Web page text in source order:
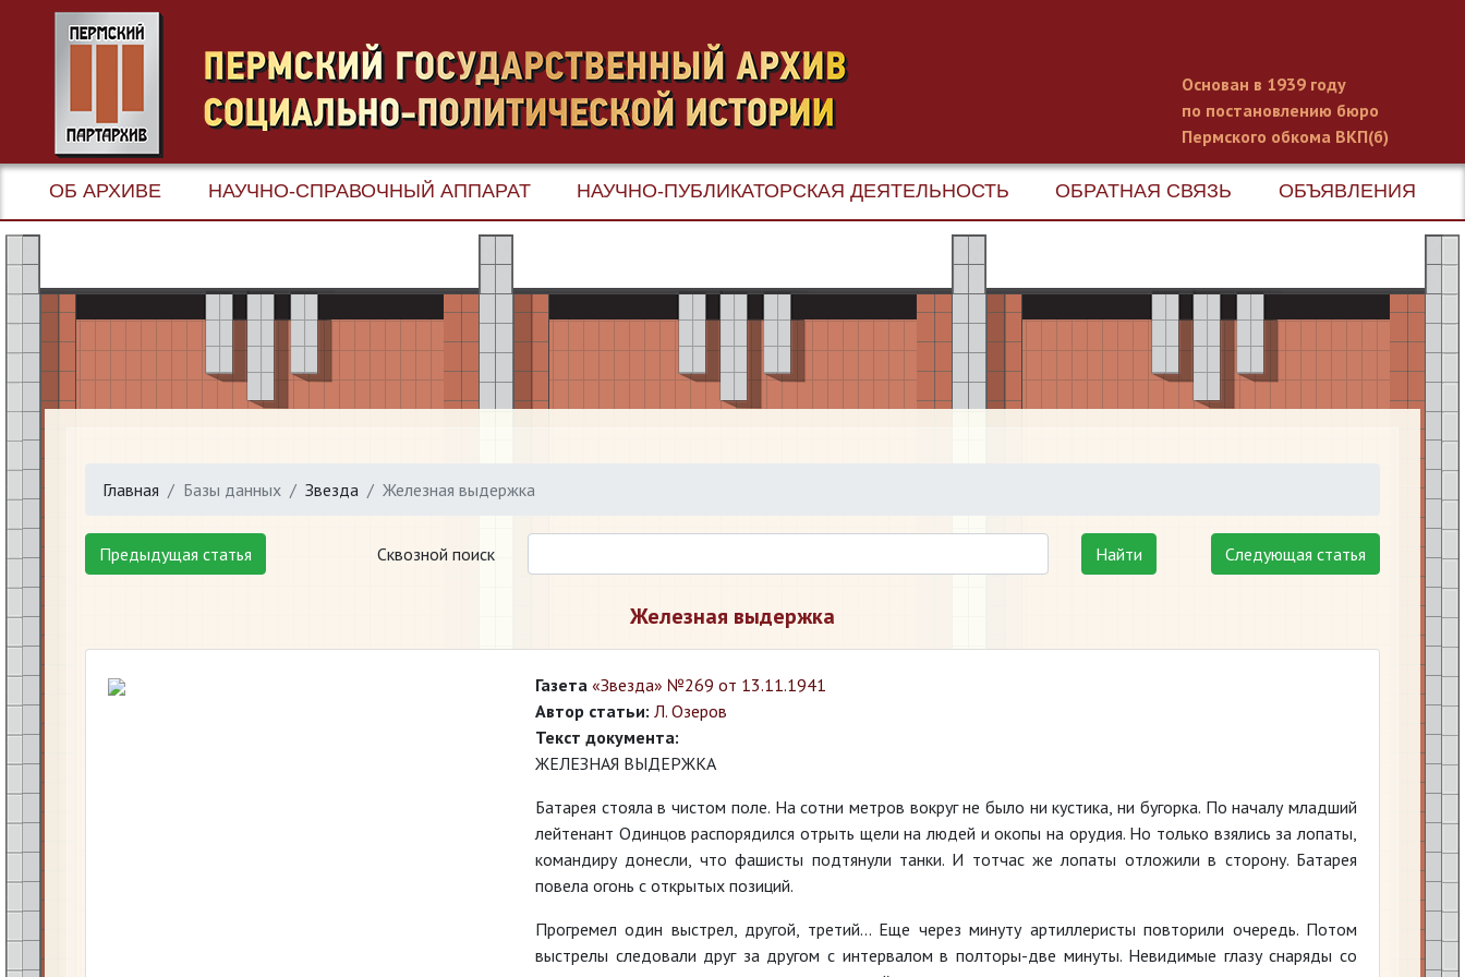
Основан в 1939 году
по постановлению бюро
Пермского обкома ВКП(б)
ОБ АРХИВЕ НАУЧНО-СПРАВОЧНЫЙ АППАРАТ НАУЧНО-ПУБЛИКАТОРСКАЯ ДЕЯТЕЛЬНОСТЬ ОБРАТНАЯ СВЯЗЬ ОБЪЯВЛЕНИЯ
Главная Базы данных Звезда Железная выдержка
Предыдущая статья Сквозной поиск Найти Следующая статья
Железная выдержка
Газета «Звезда» №269 от 13.11.1941
Автор статьи: Л. Озеров
Текст документа:
ЖЕЛЕЗНАЯ ВЫДЕРЖКА
Батарея стояла в чистом поле. На сотни метров вокруг не было ни кустика, ни бугорка. По началу младший
лейтенант Одинцов распорядился отрыть щели на людей и окопы на орудия. Но только взялись за лопаты,
командиру донесли, что фашисты подтянули танки. И тотчас же лопаты отложили в сторону. Батарея
повела огонь с открытых позиций.
Прогремел один выстрел, другой, третий... Еще через минуту артиллеристы повторили очередь. Потом
выстрелы следовали друг за другом с интервалом в полторы-две минуты. Невидимые глазу снаряды со